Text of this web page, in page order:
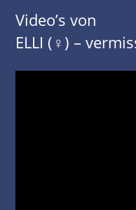
Video’s von
ELLI (♀) –